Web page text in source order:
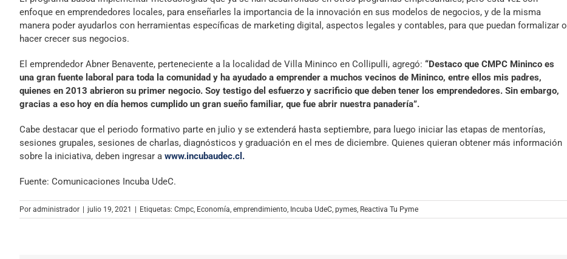
enfoque en emprendedores locales, para enseñarles la importancia de la innovación en sus modelos de negocios, y de la misma
manera poder ayudarlos con herramientas específicas de marketing digital, aspectos legales y contables, para que puedan formalizar o
hacer crecer sus negocios.
El emprendedor Abner Benavente, perteneciente a la localidad de Villa Mininco en Collipulli, agregó: “Destaco que CMPC Mininco es
una gran fuente laboral para toda la comunidad y ha ayudado a emprender a muchos vecinos de Mininco, entre ellos mis padres,
quienes en 2013 abrieron su primer negocio. Soy testigo del esfuerzo y sacrificio que deben tener los emprendedores. Sin embargo,
gracias a eso hoy en día hemos cumplido un gran sueño familiar, que fue abrir nuestra panadería”.
Cabe destacar que el periodo formativo parte en julio y se extenderá hasta septiembre, para luego iniciar las etapas de mentorías,
sesiones grupales, sesiones de charlas, diagnósticos y graduación en el mes de diciembre. Quienes quieran obtener más información
sobre la iniciativa, deben ingresar a www.incubaudec.cl.
Fuente: Comunicaciones Incuba UdeC.
Por administrador | julio 19, 2021 | Etiquetas: Cmpc Economía emprendimiento Incuba UdeC pymes Reactiva Tu Pyme